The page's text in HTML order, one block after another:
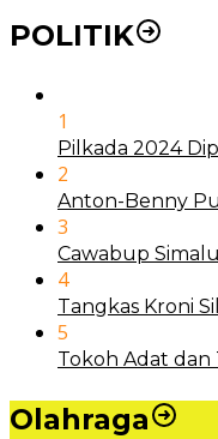
POLITIK
1
Pilkada 2024
2
Anton-Benny
3
Cawabup
4
Tangkas Kroni
5
Tokoh Adat dan
Olahraga